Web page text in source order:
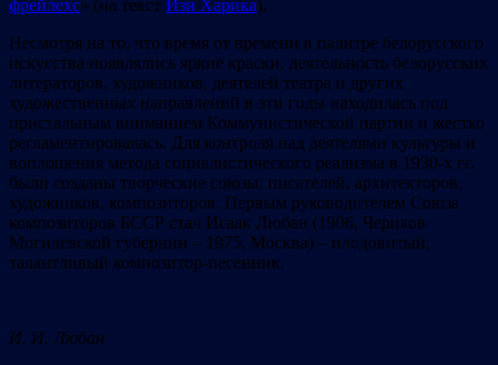
фрейлехс» (на текст Изи Харика).
Несмотря на то, что время от времени в палитре белорусского
искусства появлялись яркие краски, деятельность белорусских
литераторов, художников, деятелей театра и других
художественных направлений в эти годы находилась под
пристальным вниманием Коммунистической партии и жестко
регламентировалась. Для контроля над деятелями культуры и
воплощения метода социалистического реализма в 1930-х гг.
были созданы творческие союзы: писателей, архитекторов,
художников, композиторов. Первым руководителем Союза
композиторов БССР стал Исаак Любан (1906, Чериков
Могилевской губернии – 1975, Москва) – плодовитый,
талантливый композитор-песенник.
И. И. Любан